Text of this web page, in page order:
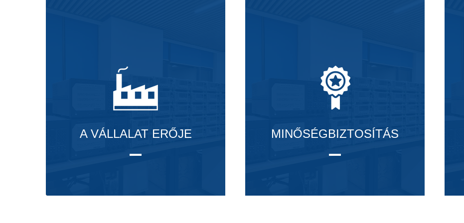
A VÁLLALAT ERŐJE MINŐSÉGBIZTOSÍTÁS